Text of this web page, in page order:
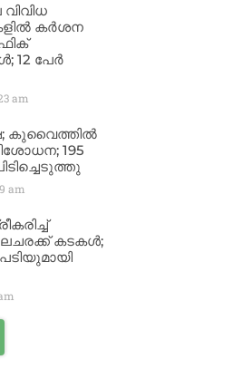
കർശന
12 പേർ
am
കുവൈത്തിൽ
195
am
കടകൾ;